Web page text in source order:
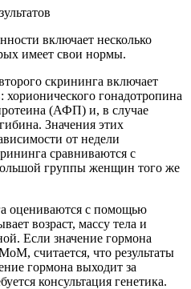
включает несколько
имеет свои нормы.
скрининга включает
гонадотропина
(АФП) и, в случае
Значения этих
от недели
сравниваются с
группы женщин того же
оцениваются с помощью
возраст, массу тела и
Если значение гормона
считается, что результаты
гормона выходит за
консультация генетика.